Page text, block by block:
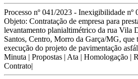
Processo nº 041/2023 - Inexigibilidade nº
Objeto: Contratação de empresa para
levantamento planialtimétrico da rua Vila
Santos, Centro, Morro da Garça/MG, que
execução do projeto de pavimentação
Minuta | Propostas | Ata | Homologação |
Contrato|